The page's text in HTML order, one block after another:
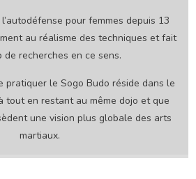
pour femmes depuis 13
au réalisme des techniques et fait
de recherches en ce sens.
pratiquer le Sogo Budo réside dans le
tout en restant au même dojo et que
une vision plus globale des arts
martiaux.